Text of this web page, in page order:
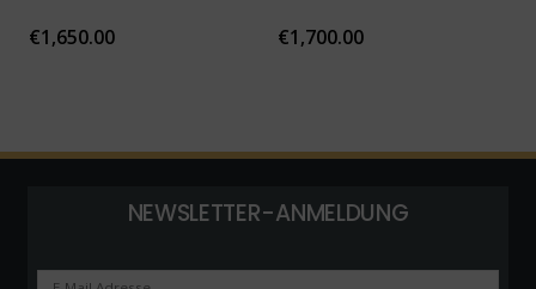
€1,650.00 €1,700.00
NEWSLETTER-ANMELDUNG